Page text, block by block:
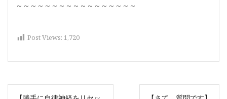
～～～～～～～～～～～～～～～～～
Post Views: 1,720
投